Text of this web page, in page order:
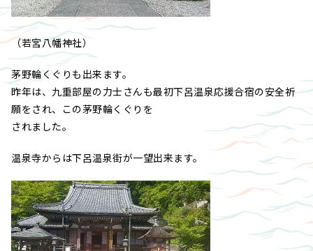
（若宮八幡神社）
茅野輪くぐりも出来ます。
昨年は、九重部屋の力士さんも最初下呂温泉応援合宿の安全祈
願をされ、この茅野輪くぐりを
されました。
温泉寺からは下呂温泉街が一望出来ます。